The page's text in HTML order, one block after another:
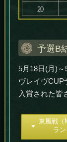
20
予選B
5月18日(月)
ヴレイヴCUP
入賞された皆
東風戦（
ラ